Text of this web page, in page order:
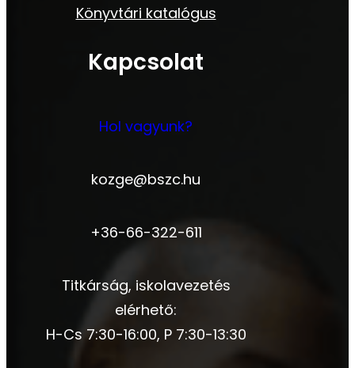
Könyvtári katalógus
Kapcsolat
Hol vagyunk?
kozge@bszc.hu
+36-66-322-611
Titkárság, iskolavezetés
elérhető:
H-Cs 7:30-16:00, P 7:30-13:30